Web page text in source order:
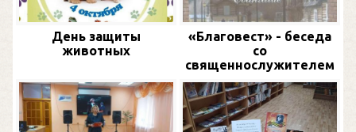
День защиты
животных
«Благовест» - беседа
со
священнослужителем